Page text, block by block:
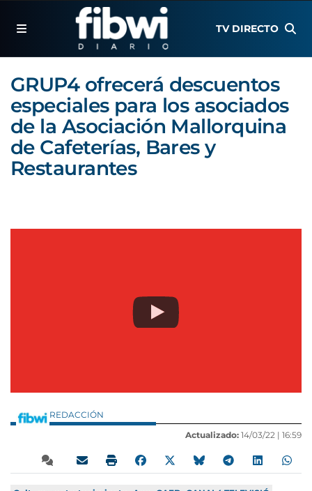
TV DIRECTO
GRUP4 ofrecerá descuentos
especiales para los asociados
de la Asociación Mallorquina
de Cafeterías, Bares y
Restaurantes
REDACCIÓN
Actualizado: 14/03/22 | 16:59